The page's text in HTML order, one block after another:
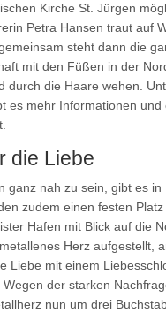
Kirche St. Jürgen
Petra Hansen traut auf
steht dann die
mit den Füßen in der
durch die Haare wehen.
es mehr Informationen und
die Liebe
ganz nah zu sein, gibt es in
zudem einen festen Platz
Hafen mit Blick auf die
Herz aufgestellt,
Liebe mit einem
der starken
nun um drei